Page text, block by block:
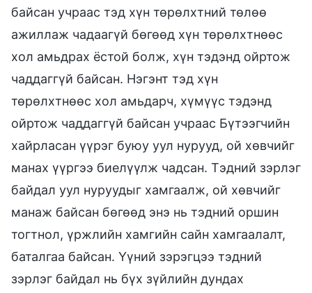
байсан учраас тэд хүн төрөлхтний төлөө
ажиллаж чадаагүй бөгөөд хүн төрөлхтнөөс
хол амьдрах ёстой болж, хүн тэдэнд ойртож
чаддаггүй байсан. Нэгэнт тэд хүн
төрөлхтнөөс хол амьдарч, хүмүүс тэдэнд
ойртож чаддаггүй байсан учраас Бүтээгчийн
хайрласан үүрэг буюу уул нурууд, ой хөвчийг
манах үүргээ биелүүлж чадсан. Тэдний зэрлэг
байдал уул нуруудыг хамгаалж, ой хөвчийг
манаж байсан бөгөөд энэ нь тэдний оршин
тогтнол, үржлийн хамгийн сайн хамгаалалт,
баталгаа байсан. Үүний зэрэгцээ тэдний
зэрлэг байдал нь бүх зүйлийн дундах